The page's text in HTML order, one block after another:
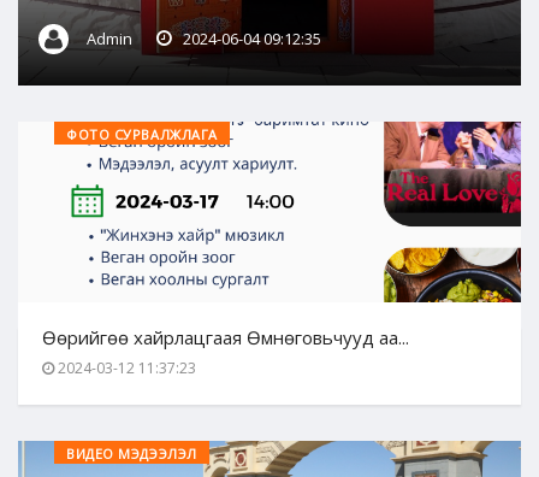
Admin 2024-06-04 09:12:35
ФОТО СУРВАЛЖЛАГА
Өөрийгөө хайрлацгаая Өмнөговьчууд аа...
2024-03-12 11:37:23
ВИДЕО МЭДЭЭЛЭЛ